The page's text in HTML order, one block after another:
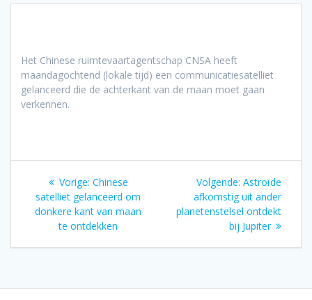
Het Chinese ruimtevaartagentschap CNSA heeft
maandagochtend (lokale tijd) een communicatiesatelliet
gelanceerd die de achterkant van de maan moet gaan
verkennen.
Bericht
navigatie
Vorige: Vorig
bericht:
Chinese
satelliet gelanceerd om
donkere kant van maan
te ontdekken
Volgende: Volgend
bericht:
Astroïde
afkomstig uit ander
planetenstelsel ontdekt
bij Jupiter